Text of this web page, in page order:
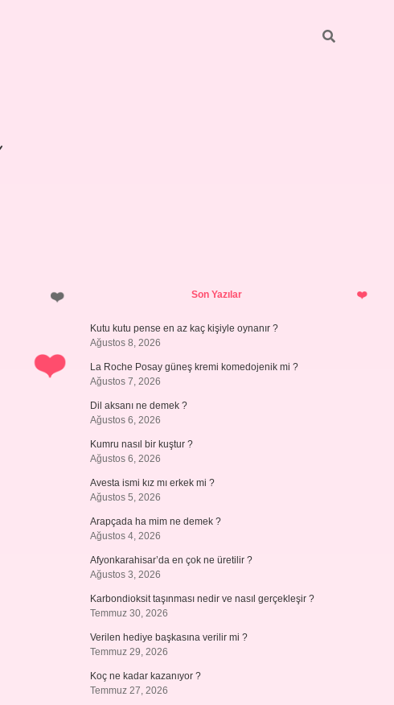
SidebarSon Yazılar
Kutu kutu pense en az kaç kişiyle oynanır ?
Ağustos 8, 2026
La Roche Posay güneş kremi komedojenik mi ?
Ağustos 7, 2026
Dil aksanı ne demek ?
Ağustos 6, 2026
Kumru nasıl bir kuştur ?
Ağustos 6, 2026
Avesta ismi kız mı erkek mi ?
Ağustos 5, 2026
Arapçada ha mim ne demek ?
Ağustos 4, 2026
Afyonkarahisar’da en çok ne üretilir ?
Ağustos 3, 2026
Karbondioksit taşınması nedir ve nasıl gerçekleşir ?
Temmuz 30, 2026
Verilen hediye başkasına verilir mi ?
Temmuz 29, 2026
Koç ne kadar kazanıyor ?
Temmuz 27, 2026